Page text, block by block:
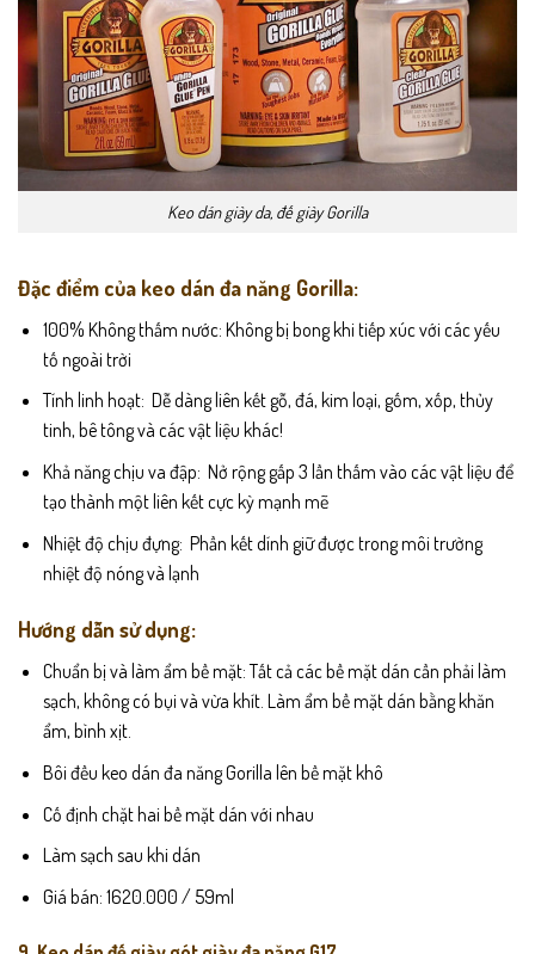
Keo dán giày da, đế giày Gorilla
Đặc điểm của keo dán đa năng Gorilla:
100% Không thấm nước: Không bị bong khi tiếp xúc với các yếu
tố ngoài trời
Tính linh hoạt: Dễ dàng liên kết gỗ, đá, kim loại, gốm, xốp, thủy
tinh, bê tông và các vật liệu khác!
Khả năng chịu va đập: Nở rộng gấp 3 lần thấm vào các vật liệu để
tạo thành một liên kết cực kỳ mạnh mẽ
Nhiệt độ chịu đựng: Phần kết dính giữ được trong môi trường
nhiệt độ nóng và lạnh
Hướng dẫn sử dụng:
Chuẩn bị và làm ẩm bề mặt: Tất cả các bề mặt dán cần phải làm
sạch, không có bụi và vừa khít. Làm ẩm bề mặt dán bằng khăn
ẩm, bình xịt.
Bôi đều keo dán đa năng Gorilla lên bề mặt khô
Cố định chặt hai bề mặt dán với nhau
Làm sạch sau khi dán
Giá bán: 1620.000 / 59ml